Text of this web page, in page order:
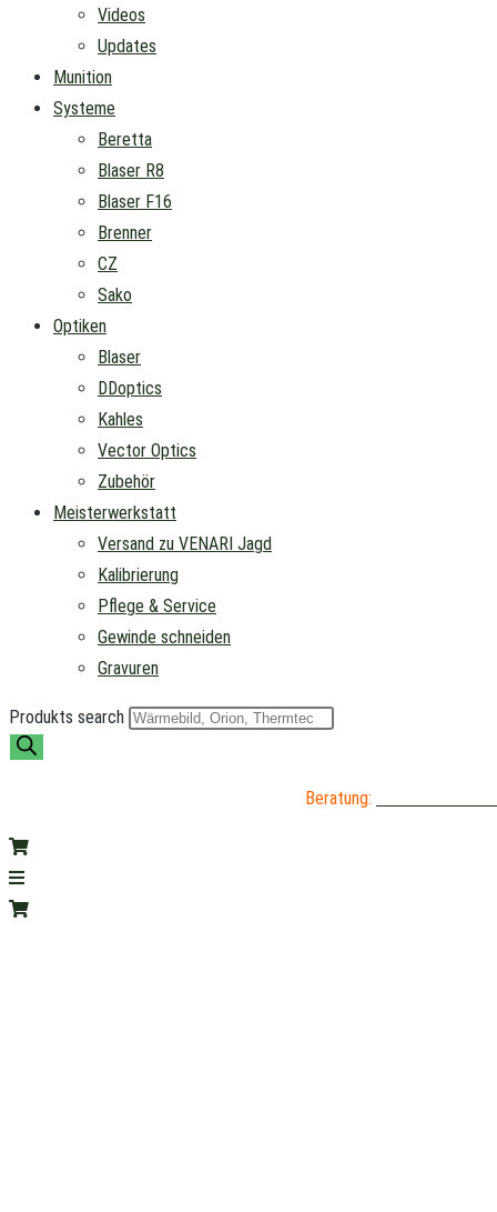
Videos
Updates
Munition
Systeme
Beretta
Blaser R8
Blaser F16
Brenner
CZ
Sako
Optiken
Blaser
DDoptics
Kahles
Vector Optics
Zubehör
Meisterwerkstatt
Versand zu VENARI Jagd
Kalibrierung
Pflege & Service
Gewinde schneiden
Gravuren
Produkts search
Beratung: